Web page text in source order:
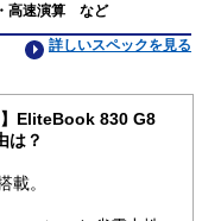
高速演算 など
詳しいスペックを見る
EliteBook 830 G8
は？
載。